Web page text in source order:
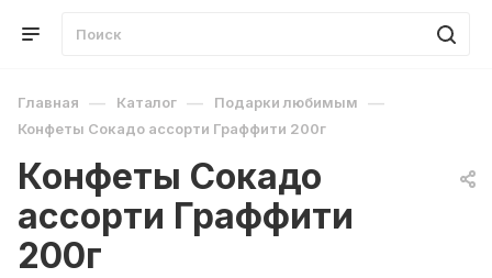
Главная — Каталог — Подарки любимым —
Конфеты Сокадо ассорти Граффити 200г
Конфеты Сокадо
ассорти Граффити
200г